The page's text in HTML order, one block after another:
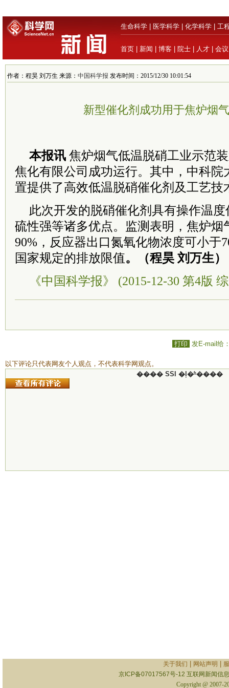
生命科学 医学科学 化学科学 工
首页 新闻 博客 院士 人才 会议
作者：程昊 刘万生 来源： 中国科学报 发布时间：2015/12/30 10:01:54
新型催化剂成功用于焦炉烟
本报讯 焦炉烟气低温脱硝工业示范
焦化有限公司成功运行。其中，中科院
置提供了高效低温脱硝催化剂及工艺技
此次开发的脱硝催化剂具有操作温
硫性强等诸多优点。监测表明，焦炉烟
90%，反应器出口氮氧化物浓度可小于
国家规定的排放限值。（程昊 刘万生）
《中国科学报》 (2015-12-30 第4版
打印 发E-mail给
以下评论只代表网友个人观点，不代表科学网观点。
���� SSI �ļ�ʱ����
关于我们 网站声明
京ICP备07017567号-12 互联网新闻信
Copyright @ 2007-